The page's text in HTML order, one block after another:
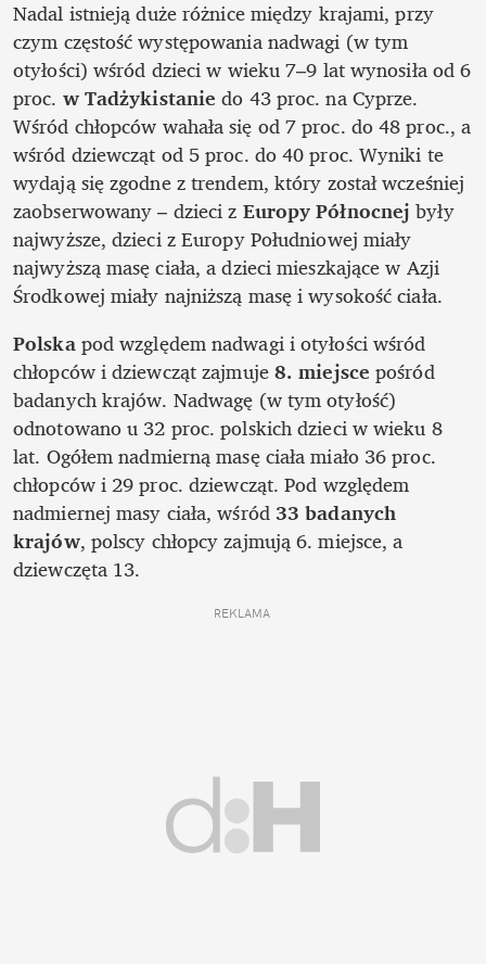
Nadal istnieją duże różnice między krajami, przy
czym częstość występowania nadwagi (w tym
otyłości) wśród dzieci w wieku 7–9 lat wynosiła od 6
proc. w Tadżykistanie do 43 proc. na Cyprze.
Wśród chłopców wahała się od 7 proc. do 48 proc., a
wśród dziewcząt od 5 proc. do 40 proc. Wyniki te
wydają się zgodne z trendem, który został wcześniej
zaobserwowany – dzieci z Europy Północnej były
najwyższe, dzieci z Europy Południowej miały
najwyższą masę ciała, a dzieci mieszkające w Azji
Środkowej miały najniższą masę i wysokość ciała.
Polska pod względem nadwagi i otyłości wśród
chłopców i dziewcząt zajmuje 8. miejsce pośród
badanych krajów. Nadwagę (w tym otyłość)
odnotowano u 32 proc. polskich dzieci w wieku 8
lat. Ogółem nadmierną masę ciała miało 36 proc.
chłopców i 29 proc. dziewcząt. Pod względem
nadmiernej masy ciała, wśród 33 badanych
krajów, polscy chłopcy zajmują 6. miejsce, a
dziewczęta 13.
REKLAMA